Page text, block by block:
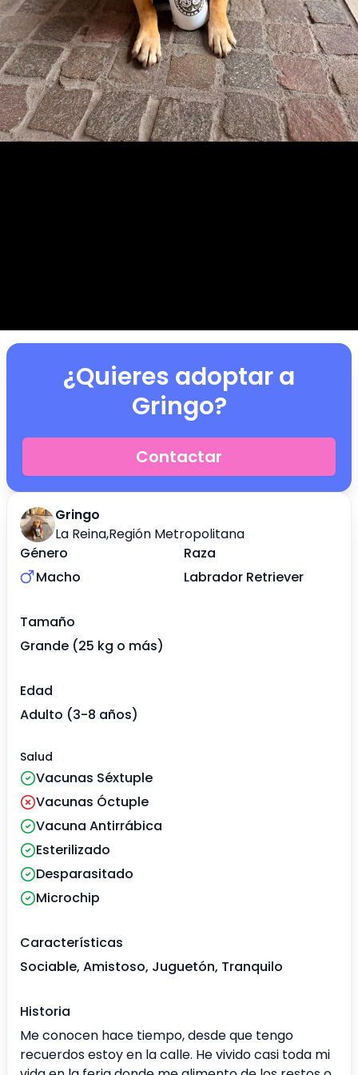
Gringo
La Reina,Región Metropolitana
Género
Macho
Raza
Labrador Retriever
Tamaño
Grande (25 kg o más)
Edad
Adulto (3-8 años)
Salud
Vacunas Séxtuple
Vacunas Óctuple
Vacuna Antirrábica
Esterilizado
Desparasitado
Microchip
Características
Sociable, Amistoso, Juguetón, Tranquilo
Historia
Me conocen hace tiempo, desde que tengo
recuerdos estoy en la calle. He vivido casi toda mi
¿Quieres adoptar a
Gringo?
Contactar